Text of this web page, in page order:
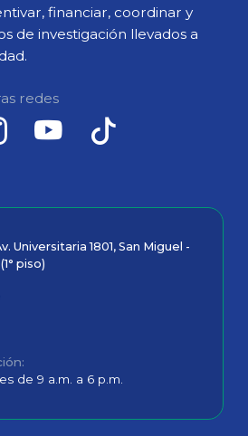
financiar, coordinar y
de investigación llevados a
redes
Universitaria 1801, San Miguel -
piso)
de 9 a.m. a 6 p.m.